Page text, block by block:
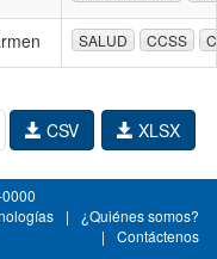
SALUD CCSS
XLSX
CSV
|
¿Quiénes somos?
|
Contáctenos